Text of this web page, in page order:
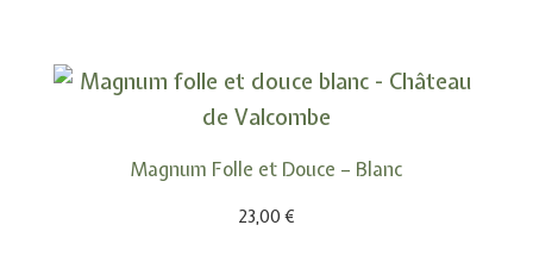
Magnum Folle et Douce – Blanc
23,00€